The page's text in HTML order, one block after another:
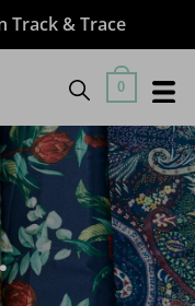
Track & Trace
0